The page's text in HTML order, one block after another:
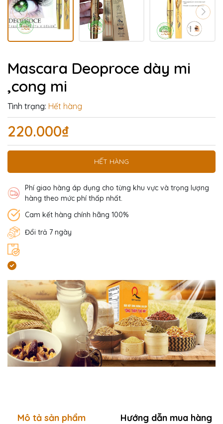
Mascara Deoproce dày mi
,cong mi
Tình trạng: Hết hàng
220.000₫
HẾT HÀNG
Phí giao hàng áp dụng cho từng khu vực và trọng lượng
hàng theo mức phí thấp nhất.
Cam kết hàng chính hãng 100%
Đổi trả 7 ngày
Mô tả sản phẩm Hướng dẫn mua hàng